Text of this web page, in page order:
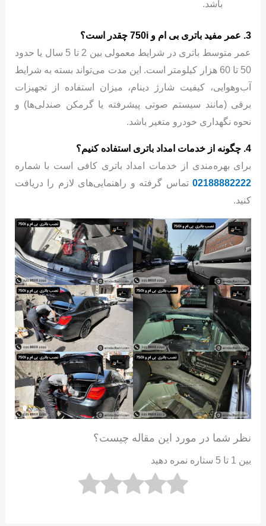
باشد.
3. عمر مفید باتری بی ام و 750i چقدر است؟
عمر متوسط باتری در شرایط معمولی بین 2 تا 5 سال یا حدود
50 تا 60 هزار کیلومتر است. این مدت می‌تواند بسته به شرایط
آب‌وهوایی، کیفیت شارژ دینام، میزان استفاده از تجهیزات
برقی (مانند سیستم صوتی پیشرفته یا گرمکن صندلی‌ها) و
نحوه نگهداری خودرو متغیر باشد.
4. چگونه از خدمات امداد باتری استفاده کنیم؟
برای بهره‌مندی از خدمات امداد باتری کافی است با شماره
02188882222تماس گرفته و راهنمایی‌های لازم را دریافت
کنید.
نظر شما در مورد این مقاله چیست؟
بین 1 تا 5 ستاره نمره دهید